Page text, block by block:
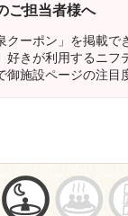
ご担当者様へ
クーポン」を掲載で
好きが利用するニフ
御施設ページの注目